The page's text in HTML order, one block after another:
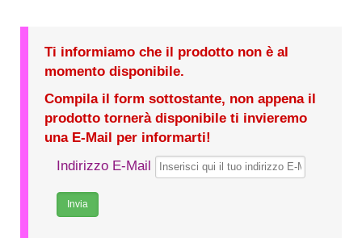
Ti informiamo che il prodotto non è al
momento disponibile.
Compila il form sottostante, non appena il
prodotto tornerà disponibile ti invieremo
una E-Mail per informarti!
Indirizzo E-Mail